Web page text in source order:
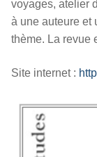
voyages, atelier
à une auteure et
thème. La revue
Site internet :